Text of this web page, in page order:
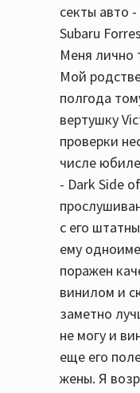
секты авто
Subaru
Меня лично
Мой
полгода
вертушку
проверки
числе
- Dark Side
с его
ему
поражен
винилом и
заметно
не могу и
еще его
жены. Я